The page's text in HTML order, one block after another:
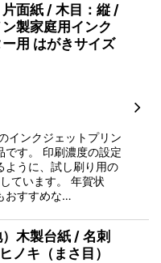
面紙 / 木目：縦 /
製家庭用インク
用 はがきサイズ
インクジェットプリン
です。 印刷濃度の設定
ように、試し刷り用の
ています。 年賀状
おすすめな…
木製台紙 / 名刺
ノキ（まさ目）